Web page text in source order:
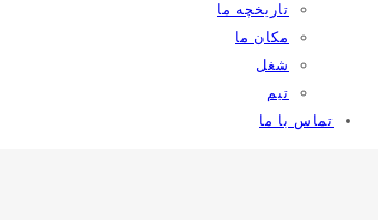
تاریخچه ما
مکان ما
شغل
تیم
تماس با ما